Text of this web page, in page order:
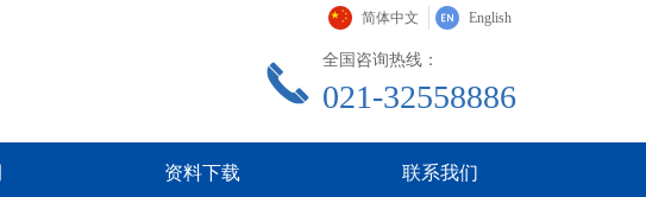
全国咨询热线：
021-32558886
끅
简体中文 English
资料下载 联系我们